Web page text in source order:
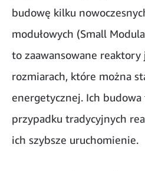
budowę kilku
modułowych (Small
to zaawansowane
rozmiarach, które można
energetycznej. Ich
przypadku tradycyjnych
ich szybsze uruchomienie.